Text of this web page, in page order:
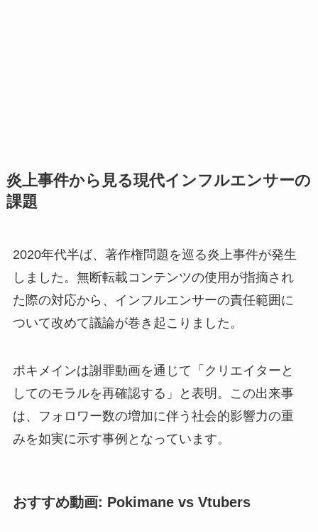
炎上事件から見る現代インフルエンサーの
課題
2020年代半ば、著作権問題を巡る炎上事件が発生
しました。無断転載コンテンツの使用が指摘され
た際の対応から、インフルエンサーの責任範囲に
ついて改めて議論が巻き起こりました。
ポキメインは謝罪動画を通じて「クリエイターと
してのモラルを再確認する」と表明。この出来事
は、フォロワー数の増加に伴う社会的影響力の重
みを如実に示す事例となっています。
おすすめ動画: Pokimane vs Vtubers